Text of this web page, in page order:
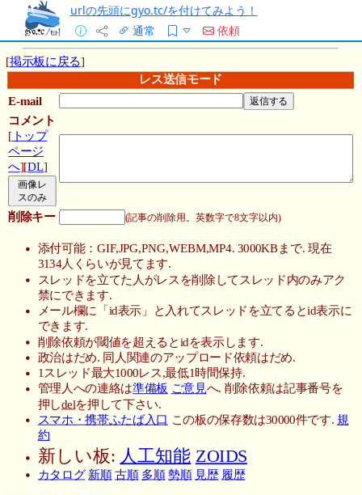
urlの先頭にgyo.tc/を付けてみよう！
通常
依頼